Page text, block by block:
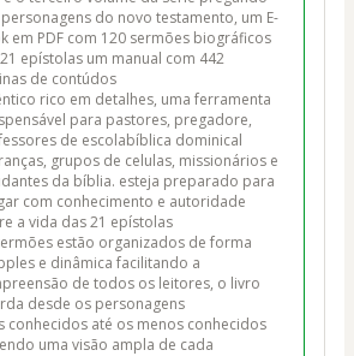
do novo testamento, um E-
em PDF com 120 sermões biográficos
epístolas um manual com 442
de contúdos
rico em detalhes, uma ferramenta
para pastores, pregadore,
de escolabíblica dominical
grupos de celulas, missionários e
da bíblia. esteja preparado para
com conhecimento e autoridade
a vida das 21 epístolas
estão organizados de forma
e dinâmica facilitando a
de todos os leitores, o livro
desde os personagens
conhecidos até os menos conhecidos
uma visão ampla de cada